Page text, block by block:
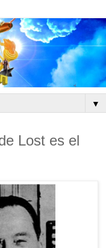
▼
Lost es el